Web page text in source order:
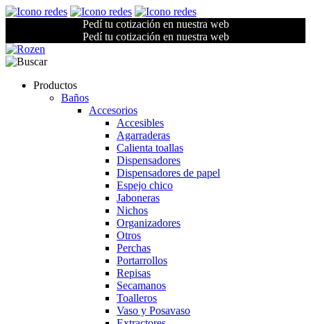
Pedí tu cotización en nuestra web
Pedí tu cotización en nuestra web
Productos
Baños
Accesorios
Accesibles
Agarraderas
Calienta toallas
Dispensadores
Dispensadores de papel
Espejo chico
Jaboneras
Nichos
Organizadores
Otros
Perchas
Portarrollos
Repisas
Secamanos
Toalleros
Vaso y Posavaso